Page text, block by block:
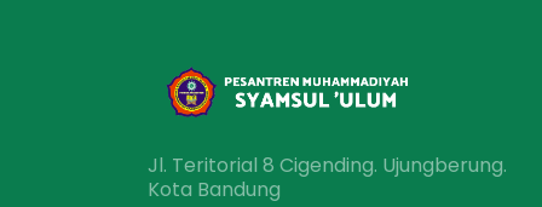
Jl. Teritorial 8 Cigending. Ujungberung.
Kota Bandung